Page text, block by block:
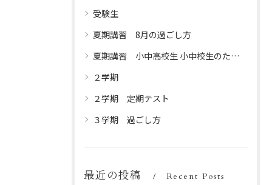
受験生
夏期講習 8月の過ごし方
夏期講習 小中高校生 小中校生のための夏休みプログラム
２学期
２学期 定期テスト
３学期 過ごし方
最近の投稿 Recent Posts